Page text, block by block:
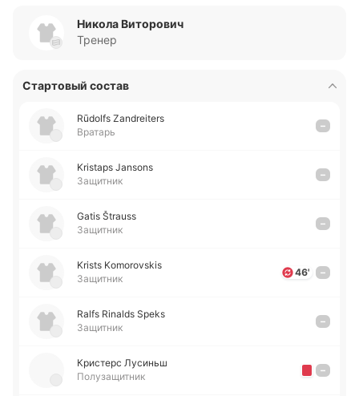
Никола Виторович
Тренер
Стартовый состав
Rūdolfs Zandreiters
Вратарь
–
Kristaps Jansons
Защитник
–
Gatis Štrauss
Защитник
–
Krists Komorovskis
Защитник
46' –
Ralfs Rinalds Speks
Защитник
–
Кри­стерс Лу­синьш
Полузащитник
–